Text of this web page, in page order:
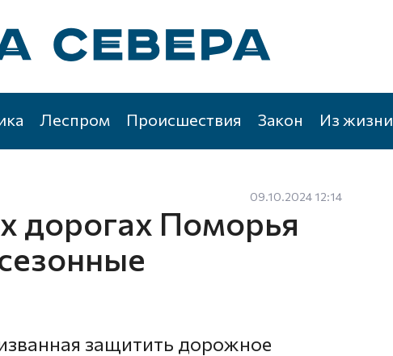
Леспром Происшествия Закон Из жизни
09.10.2024 12:14
дорогах Поморья
защитить дорожное